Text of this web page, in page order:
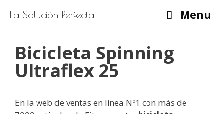
La Solución Perfecta Menu
Bicicleta Spinning
Ultraflex 25
En la web de ventas en línea Nº1 con más de